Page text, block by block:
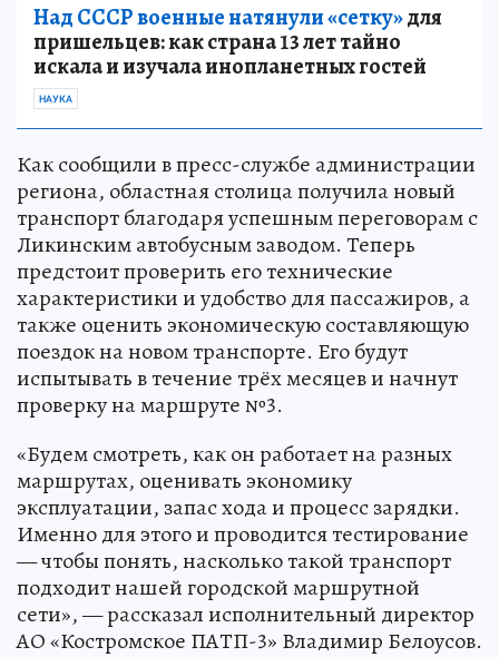
Над СССР военные натянули «сетку»для
пришельцев: как страна 13 лет тайно
искала и изучала инопланетных гостей
НАУКА
Как сообщили в пресс-службе администрации
региона, областная столица получила новый
транспорт благодаря успешным переговорам с
Ликинским автобусным заводом. Теперь
предстоит проверить его технические
характеристики и удобство для пассажиров, а
также оценить экономическую составляющую
поездок на новом транспорте. Его будут
испытывать в течение трёх месяцев и начнут
проверку на маршруте №3.
«Будем смотреть, как он работает на разных
маршрутах, оценивать экономику
эксплуатации, запас хода и процесс зарядки.
Именно для этого и проводится тестирование
— чтобы понять, насколько такой транспорт
подходит нашей городской маршрутной
сети», — рассказал исполнительный директор
АО «Костромское ПАТП-3» Владимир Белоусов.